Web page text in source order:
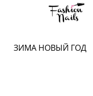
ЗИМА НОВЫЙ ГОД